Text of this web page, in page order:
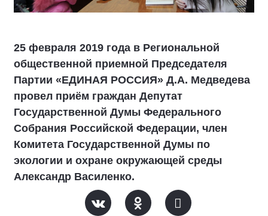
25 февраля 2019 года в Региональной
общественной приемной Председателя
Партии «ЕДИНАЯ РОССИЯ» Д.А. Медведева
провел приём граждан Депутат
Государственной Думы Федерального
Собрания Российской Федерации, член
Комитета Государственной Думы по
экологии и охране окружающей среды
Александр Василенко.